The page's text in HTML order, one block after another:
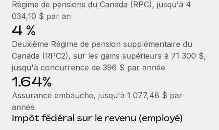
Établissez des entités rapidement et en toute
conformité
Mobilité et déménagement international
Organisez facilement le déménagement de vos
employés
Avantages sociaux
Gérez facilement les avantages sociaux
BLOG
Mises à jour des produits de Remote :
Intégrations Gusto et Xero et Gestion des
freelances Plus
Remote a toujours pour mission d'aider les entreprises de
toute taille à embaucher, gérer et payer...
En savoir plus
Régime de pensions du Canada (RPC), jusqu'à 4
034,10 $ par an
4 %
Deuxième Régime de pension supplémentaire du
Canada (RPC2), sur les gains supérieurs à 71 300 $,
jusqu'à concurrence de 396 $ par année
1.64%
Assurance embauche, jusqu'à 1 077,48 $ par
année
Impôt fédéral sur le revenu (employé)